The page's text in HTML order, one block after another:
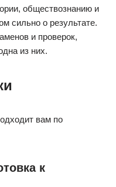
обществознанию и
сильно о результате.
и проверок,
из них.
вам по
к